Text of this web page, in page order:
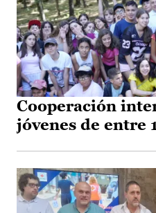
Cooperación
jóvenes de entre